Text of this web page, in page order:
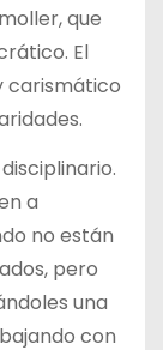
que
El
carismático
a
no están
pero
una
con